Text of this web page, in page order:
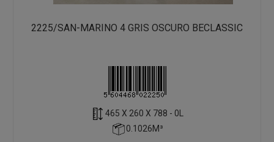
2225/SAN-MARINO 4 GRIS OSCURO BECLASSIC
465 X 260 X 788 - 0L
0.1026M³